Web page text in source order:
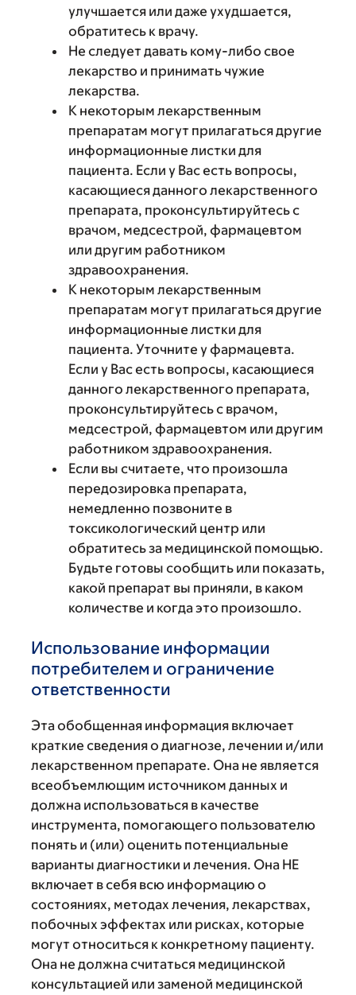
улучшается или даже ухудшается,
обратитесь к врачу.
Не следует давать кому-либо свое
лекарство и принимать чужие
лекарства.
К некоторым лекарственным
препаратам могут прилагаться другие
информационные листки для
пациента. Если у Вас есть вопросы,
касающиеся данного лекарственного
препарата, проконсультируйтесь с
врачом, медсестрой, фармацевтом
или другим работником
здравоохранения.
К некоторым лекарственным
препаратам могут прилагаться другие
информационные листки для
пациента. Уточните у фармацевта.
Если у Вас есть вопросы, касающиеся
данного лекарственного препарата,
проконсультируйтесь с врачом,
медсестрой, фармацевтом или другим
работником здравоохранения.
Если вы считаете, что произошла
передозировка препарата,
немедленно позвоните в
токсикологический центр или
обратитесь за медицинской помощью.
Будьте готовы сообщить или показать,
какой препарат вы приняли, в каком
количестве и когда это произошло.
Использование информации
потребителем и ограничение
ответственности
Эта обобщенная информация включает
краткие сведения о диагнозе, лечении и/или
лекарственном препарате. Она не является
всеобъемлющим источником данных и
должна использоваться в качестве
инструмента, помогающего пользователю
понять и (или) оценить потенциальные
варианты диагностики и лечения. Она НЕ
включает в себя всю информацию о
состояниях, методах лечения, лекарствах,
побочных эффектах или рисках, которые
могут относиться к конкретному пациенту.
Она не должна считаться медицинской
консультацией или заменой медицинской